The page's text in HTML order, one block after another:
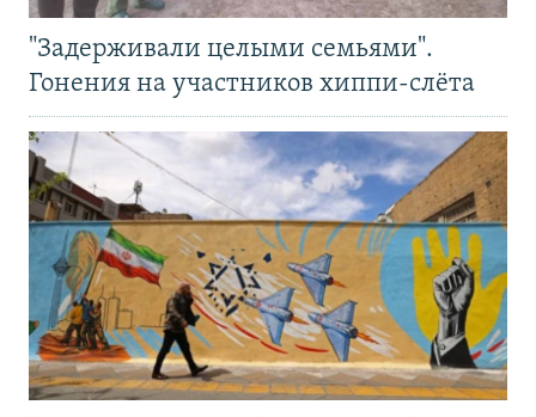
"Задерживали целыми семьями".
Гонения на участников хиппи-слёта